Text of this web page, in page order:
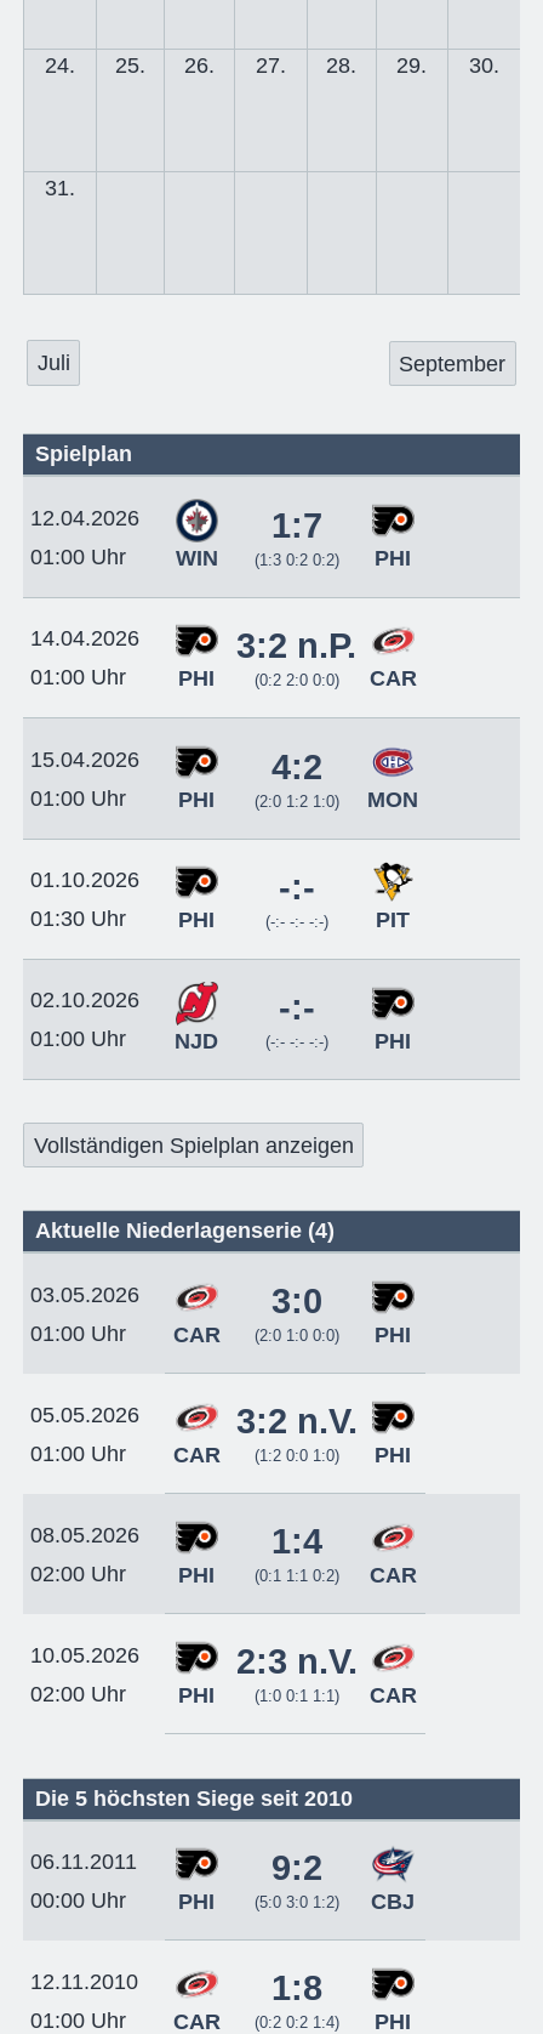
24. 25. 26. 27. 28. 29. 30.
31.
Juli September
Spielplan
12.04.2026
01:00 Uhr
WIN
1:7
(1:3 0:2 0:2) PHI
14.04.2026
01:00 Uhr
PHI
3:2 n.P.
(0:2 2:0 0:0) CAR
15.04.2026
01:00 Uhr
PHI
4:2
(2:0 1:2 1:0) MON
01.10.2026
01:30 Uhr
PHI
-:-
(-:- -:- -:-) PIT
02.10.2026
01:00 Uhr
NJD
-:-
(-:- -:- -:-) PHI
Vollständigen Spielplan anzeigen
Aktuelle Niederlagenserie (4)
03.05.2026
01:00 Uhr
CAR
3:0
(2:0 1:0 0:0) PHI
05.05.2026
01:00 Uhr
CAR
3:2 n.V.
(1:2 0:0 1:0) PHI
08.05.2026
02:00 Uhr
PHI
1:4
(0:1 1:1 0:2) CAR
10.05.2026
02:00 Uhr
PHI
2:3 n.V.
(1:0 0:1 1:1) CAR
Die 5 höchsten Siege seit 2010
06.11.2011
00:00 Uhr
PHI
9:2
(5:0 3:0 1:2) CBJ
12.11.2010
01:00 Uhr
CAR
1:8
(0:2 0:2 1:4) PHI